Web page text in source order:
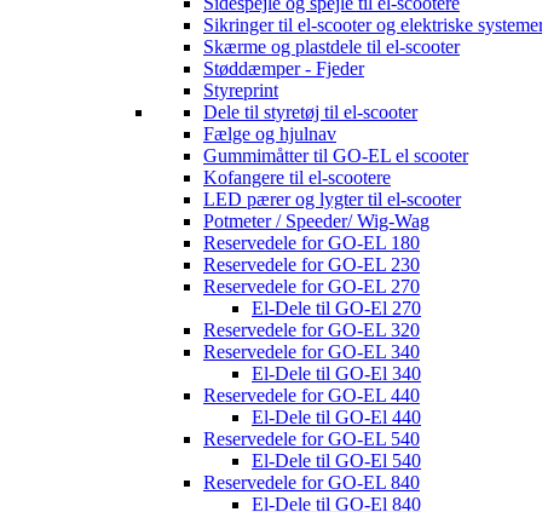
Sikringer til el-scooter og elektriske
Skærme og plastdele til el-scooter
Støddæmper - Fjeder
Styreprint
Dele til styretøj til el-scooter
Fælge og hjulnav
Gummimåtter til GO-EL el scooter
Kofangere til el-scootere
LED pærer og lygter til el-scooter
Potmeter / Speeder/ Wig-Wag
Reservedele for GO-EL 180
Reservedele for GO-EL 230
Reservedele for GO-EL 270
El-Dele til GO-El 270
Reservedele for GO-EL 320
Reservedele for GO-EL 340
El-Dele til GO-El 340
Reservedele for GO-EL 440
El-Dele til GO-El 440
Reservedele for GO-EL 540
El-Dele til GO-El 540
Reservedele for GO-EL 840
El-Dele til GO-El 840